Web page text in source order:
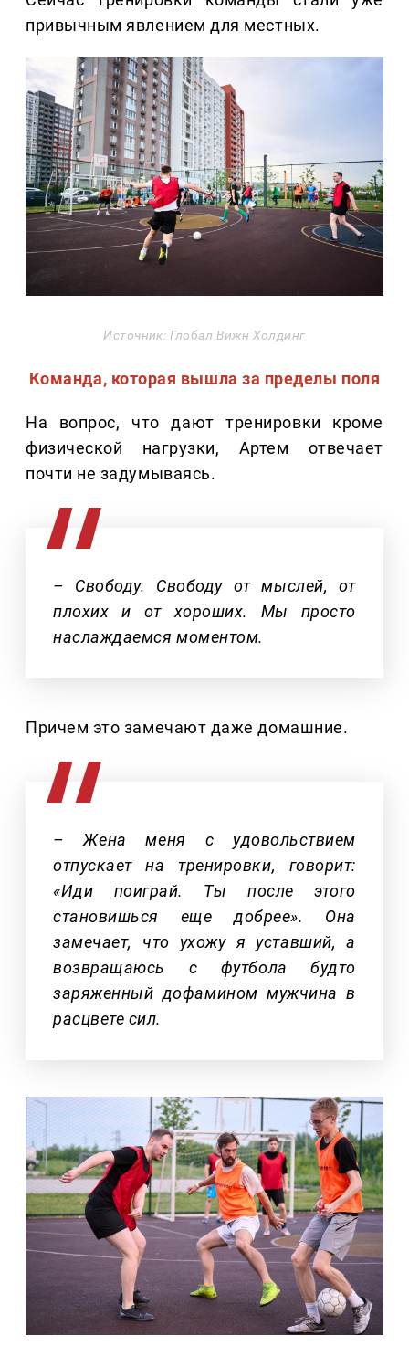
привычным явлением для местных.
Источник: Глобал Вижн Холдинг
Команда, которая вышла за пределы поля
На вопрос, что дают тренировки кроме
физической нагрузки, Артем отвечает
почти не задумываясь.
– Свободу. Свободу от мыслей, от
плохих и от хороших. Мы просто
наслаждаемся моментом.
Причем это замечают даже домашние.
– Жена меня с удовольствием
отпускает на тренировки, говорит:
«Иди поиграй. Ты после этого
становишься еще добрее». Она
замечает, что ухожу я уставший, а
возвращаюсь с футбола будто
заряженный дофамином мужчина в
расцвете сил.